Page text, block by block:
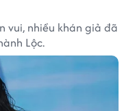
vui, nhiều khán giả đã
Lộc.